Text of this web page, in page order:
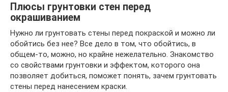
Плюсы грунтовки стен перед
окрашиванием
Нужно ли грунтовать стены перед покраской и можно ли
обойтись без нее? Все дело в том, что обойтись, в
общем-то, можно, но крайне нежелательно. Знакомство
со свойствами грунтовки и эффектом, которого она
позволяет добиться, поможет понять, зачем грунтовать
стены перед нанесением краски.